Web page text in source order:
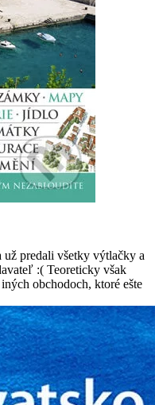
predali všetky výtlačky a
:( Teoreticky však
obchodoch, ktoré ešte